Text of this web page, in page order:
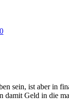
0
sein, ist aber in
damit Geld in die